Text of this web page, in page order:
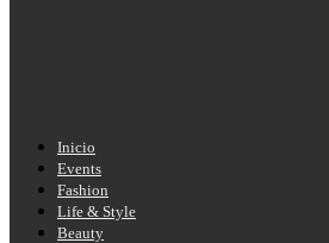
Inicio
Events
Fashion
Life & Style
Beauty